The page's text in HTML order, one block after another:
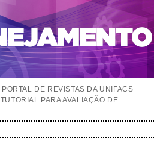
PORTAL DE REVISTAS DA UNIFACS
TUTORIAL PARA AVALIAÇÃO DE